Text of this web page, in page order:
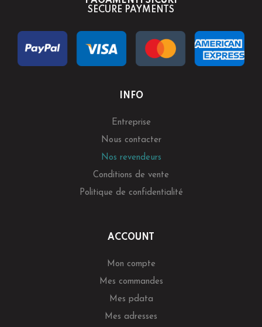
SECURE PAYMENTS
INFO
Entreprise
Nous contacter
Nos revendeurs
Conditions de vente
Politique de confidentialité
ACCOUNT
Mon compte
Mes commandes
Mes pdata
Mes adresses